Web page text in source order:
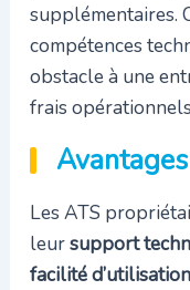
supplémentaires.
compétences
obstacle à une
frais
Les ATS
leursupport
facilité d’utilisation